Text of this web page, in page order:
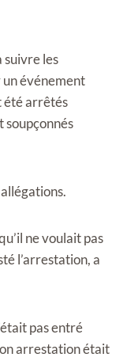
suivre les
événement
été arrêtés
soupçonnés
ne voulait pas
l’arrestation, a
pas entré
arrestation était